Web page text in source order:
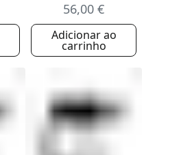
56,00 €
Adicionar ao
carrinho